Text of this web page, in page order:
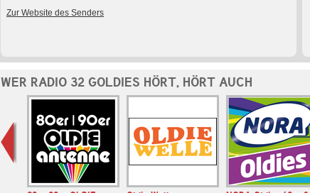
Zur Website des Senders
WER RADIO 32 GOLDIES HÖRT, HÖRT AUCH